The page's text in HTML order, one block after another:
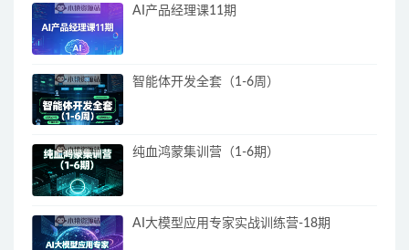
AI产品经理课11期
智能体开发全套（1-6周）
纯血鸿蒙集训营（1-6期）
AI大模型应用专家实战训练营-18期